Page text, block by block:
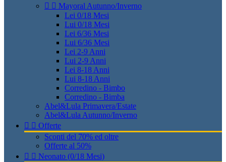
  Mayoral Autunno/Inverno
Lei 0/18 Mesi
Lui 0/18 Mesi
Lei 6/36 Mesi
Lui 6/36 Mesi
Lei 2-9 Anni
Lui 2-9 Anni
Lei 8-18 Anni
Lui 8-18 Anni
Corredino - Bimbo
Corredino - Bimba
Abel&Lula Primavera/Estate
Abel&Lula Autunno/Inverno
  Offerte
Sconti del 70% ed oltre
Offerte al 50%
  Neonato (0/18 Mesi)